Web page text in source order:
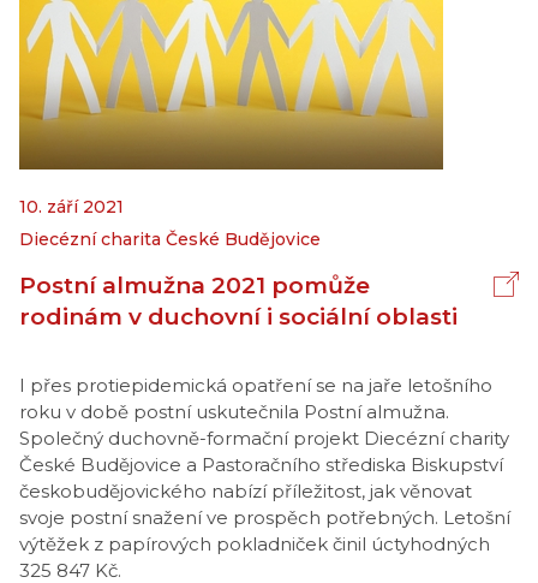
10. září 2021
Diecézní charita České Budějovice
Postní almužna 2021 pomůže
rodinám v duchovní i sociální oblasti
I přes protiepidemická opatření se na jaře letošního
roku v době postní uskutečnila Postní almužna.
Společný duchovně-formační projekt Diecézní charity
České Budějovice a Pastoračního střediska Biskupství
českobudějovického nabízí příležitost, jak věnovat
svoje postní snažení ve prospěch potřebných. Letošní
výtěžek z papírových pokladniček činil úctyhodných
325 847 Kč.